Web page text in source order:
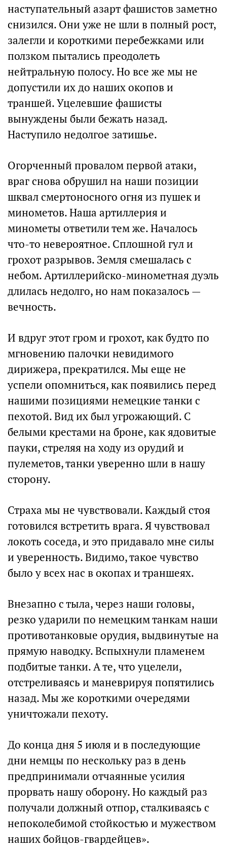
наступательный азарт фашистов заметно
снизился. Они уже не шли в полный рост,
залегли и короткими перебежками или
ползком пытались преодолеть
нейтральную полосу. Но все же мы не
допустили их до наших окопов и
траншей. Уцелевшие фашисты
вынуждены были бежать назад.
Наступило недолгое затишье.
Огорченный провалом первой атаки,
враг снова обрушил на наши позиции
шквал смертоносного огня из пушек и
минометов. Наша артиллерия и
минометы ответили тем же. Началось
что-то невероятное. Сплошной гул и
грохот разрывов. Земля смешалась с
небом. Артиллерийско-минометная дуэль
длилась недолго, но нам показалось —
вечность.
И вдруг этот гром и грохот, как будто по
мгновению палочки невидимого
дирижера, прекратился. Мы еще не
успели опомниться, как появились перед
нашими позициями немецкие танки с
пехотой. Вид их был угрожающий. С
белыми крестами на броне, как ядовитые
пауки, стреляя на ходу из орудий и
пулеметов, танки уверенно шли в нашу
сторону.
Страха мы не чувствовали. Каждый стоя
готовился встретить врага. Я чувствовал
локоть соседа, и это придавало мне силы
и уверенность. Видимо, такое чувство
было у всех нас в окопах и траншеях.
Внезапно с тыла, через наши головы,
резко ударили по немецким танкам наши
противотанковые орудия, выдвинутые на
прямую наводку. Вспыхнули пламенем
подбитые танки. А те, что уцелели,
отстреливаясь и маневрируя попятились
назад. Мы же короткими очередями
уничтожали пехоту.
До конца дня 5 июля и в последующие
дни немцы по нескольку раз в день
предпринимали отчаянные усилия
прорвать нашу оборону. Но каждый раз
получали должный отпор, сталкиваясь с
непоколебимой стойкостью и мужеством
наших бойцов-гвардейцев».